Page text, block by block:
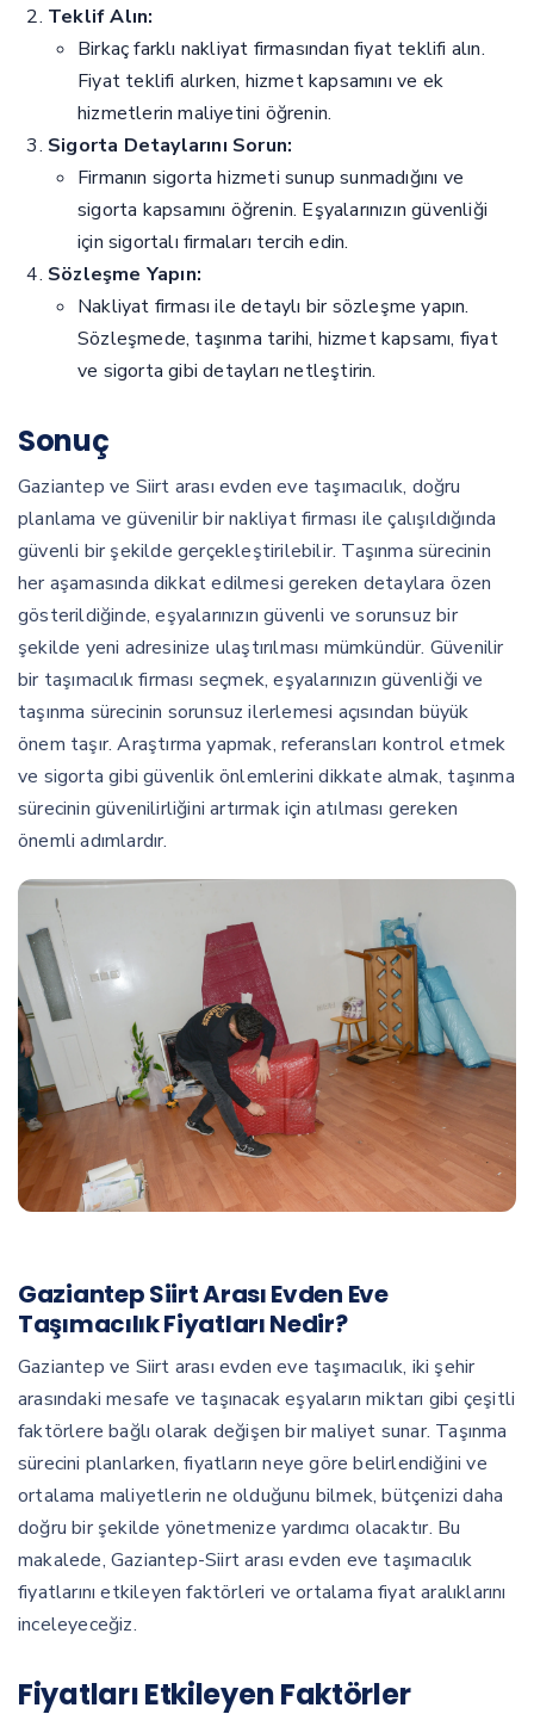
Teklif Alın:
Birkaç farklı nakliyat firmasından fiyat teklifi alın.
Fiyat teklifi alırken, hizmet kapsamını ve ek
hizmetlerin maliyetini öğrenin.
Sigorta Detaylarını Sorun:
Firmanın sigorta hizmeti sunup sunmadığını ve
sigorta kapsamını öğrenin. Eşyalarınızın güvenliği
için sigortalı firmaları tercih edin.
Sözleşme Yapın:
Nakliyat firması ile detaylı bir sözleşme yapın.
Sözleşmede, taşınma tarihi, hizmet kapsamı, fiyat
ve sigorta gibi detayları netleştirin.
Sonuç
Gaziantep ve Siirt arası evden eve taşımacılık, doğru
planlama ve güvenilir bir nakliyat firması ile çalışıldığında
güvenli bir şekilde gerçekleştirilebilir. Taşınma sürecinin
her aşamasında dikkat edilmesi gereken detaylara özen
gösterildiğinde, eşyalarınızın güvenli ve sorunsuz bir
şekilde yeni adresinize ulaştırılması mümkündür. Güvenilir
bir taşımacılık firması seçmek, eşyalarınızın güvenliği ve
taşınma sürecinin sorunsuz ilerlemesi açısından büyük
önem taşır. Araştırma yapmak, referansları kontrol etmek
ve sigorta gibi güvenlik önlemlerini dikkate almak, taşınma
sürecinin güvenilirliğini artırmak için atılması gereken
önemli adımlardır.
Gaziantep Siirt Arası Evden Eve
Taşımacılık Fiyatları Nedir?
Gaziantep ve Siirt arası evden eve taşımacılık, iki şehir
arasındaki mesafe ve taşınacak eşyaların miktarı gibi çeşitli
faktörlere bağlı olarak değişen bir maliyet sunar. Taşınma
sürecini planlarken, fiyatların neye göre belirlendiğini ve
ortalama maliyetlerin ne olduğunu bilmek, bütçenizi daha
doğru bir şekilde yönetmenize yardımcı olacaktır. Bu
makalede, Gaziantep-Siirt arası evden eve taşımacılık
fiyatlarını etkileyen faktörleri ve ortalama fiyat aralıklarını
inceleyeceğiz.
Fiyatları Etkileyen Faktörler